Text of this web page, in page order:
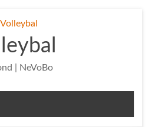
| NeVoBo